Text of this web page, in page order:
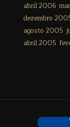
abril 2006
dezembro
agosto 2005
abril 2005